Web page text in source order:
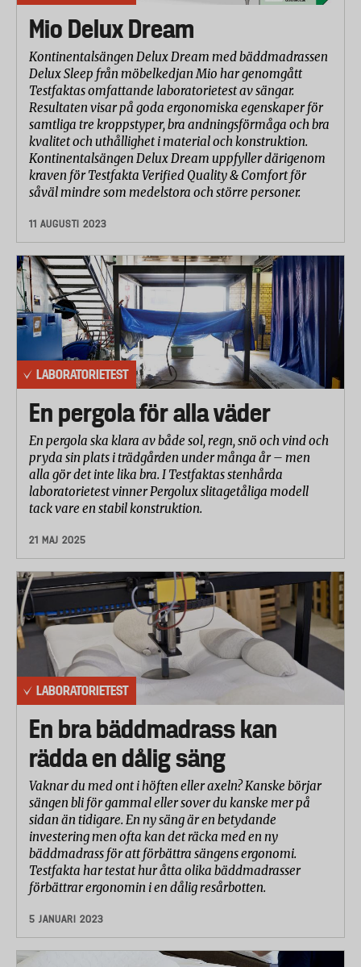
Mio Delux Dream
Kontinentalsängen Delux Dream med bäddmadrassen
Delux Sleep från möbelkedjan Mio har genomgått
Testfaktas omfattande laboratorietest av sängar.
Resultaten visar på goda ergonomiska egenskaper för
samtliga tre kroppstyper, bra andningsförmåga och bra
kvalitet och uthållighet i material och konstruktion.
Kontinentalsängen Delux Dream uppfyller därigenom
kraven för Testfakta Verified Quality & Comfort för
såväl mindre som medelstora och större personer.
11 AUGUSTI 2023
LABORATORIETEST
En pergola för alla väder
En pergola ska klara av både sol, regn, snö och vind och
pryda sin plats i trädgården under många år – men
alla gör det inte lika bra. I Testfaktas stenhårda
laboratorietest vinner Pergolux slitagetåliga modell
tack vare en stabil konstruktion.
21 MAJ 2025
LABORATORIETEST
En bra bäddmadrass kan
rädda en dålig säng
Vaknar du med ont i höften eller axeln? Kanske börjar
sängen bli för gammal eller sover du kanske mer på
sidan än tidigare. En ny säng är en betydande
investering men ofta kan det räcka med en ny
bäddmadrass för att förbättra sängens ergonomi.
Testfakta har testat hur åtta olika bäddmadrasser
förbättrar ergonomin i en dålig resårbotten.
5 JANUARI 2023